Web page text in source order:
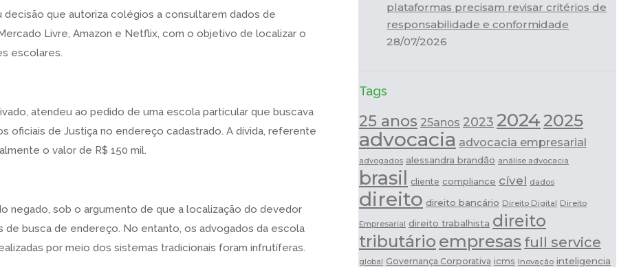
decisão que autoriza colégios a consultarem dados de
Livre, Amazon e Netflix, com o objetivo de localizar o
escolares.
atendeu ao pedido de uma escola particular que buscava
oficiais de Justiça no endereço cadastrado. A dívida, referente
o valor de R$ 150 mil.
negado, sob o argumento de que a localização do devedor
busca de endereço. No entanto, os advogados da escola
por meio dos sistemas tradicionais foram infrutíferas.
plataformas precisam revisar critérios de
responsabilidade e conformidade
28/07/2026
Tags
25 anos 25anos 2023 20242025
advocacia advocacia empresarial
advogados alessandra brandão análise advocacia
brasil cliente compliance cível dados
direito direito bancário Direito Digital Direito
Empresarial direito trabalhista direito
tributário empresas full service
global Governança Corporativa icms Inovação inteligencia